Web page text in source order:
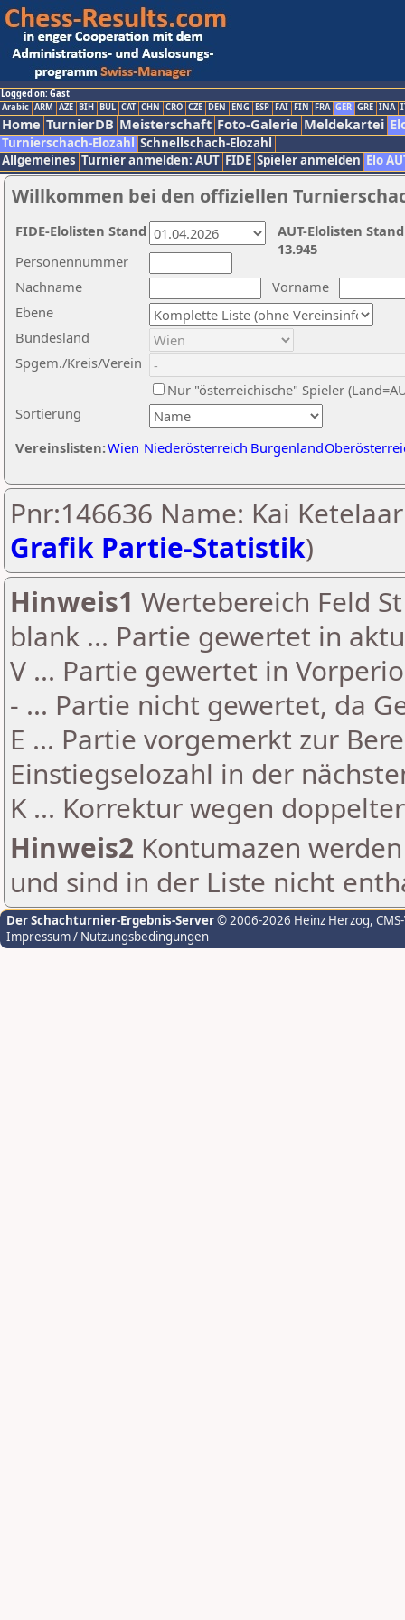
Logged on: Gast
Arabic ARM AZE BIH BUL CAT CHN CRO CZE DEN ENG ESP FAI FIN FRA GER GRE INA
Home TurnierDB Meisterschaft Foto-Galerie Meldekartei
Turnierschach-Elozahl Schnellschach-Elozahl
Allgemeines Turnier anmelden: AUT FIDE Spieler anmelden Elo
Willkommen bei den offiziellen
Nachname
Vorname
Ebene
Sortierung
Personennummer
Bundesland
Spgem./Kreis/Verein
Nur "österreichische" Spieler
Vereinslisten:Wien Niederösterreich Burgenland
AUT-Elolisten
13.945
FIDE-Elolisten Stand
Pnr:146636 Name: Kai
Grafik Partie-Statistik)
Hinweis1 Wertebereich Feld
blank ... Partie gewertet in
V ... Partie gewertet in
- ... Partie nicht gewertet, da
E ... Partie vorgemerkt zur
Einstiegselozahl in der
K ... Korrektur wegen
Hinweis2 Kontumazen
und sind in der Liste nicht
Der Schachturnier-Ergebnis-Server© 2006-2026 Heinz Herzog,
Impressum / Nutzungsbedingungen